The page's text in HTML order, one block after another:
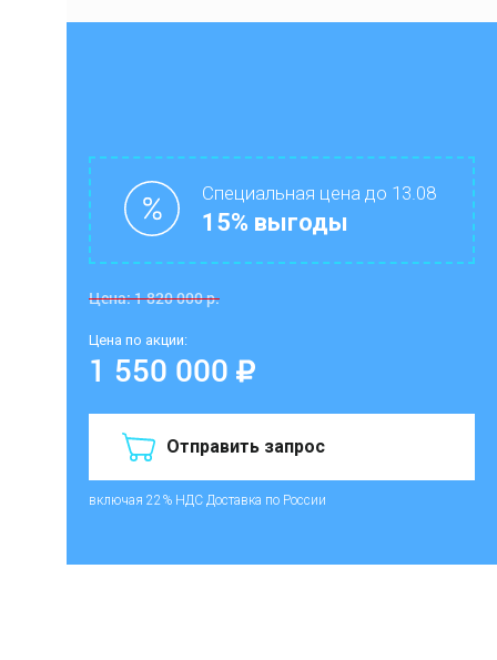
Специальная цена до 13.08
15% выгоды
Цена:1 820 000р.
Цена по акции:
1 550 000
Отправить запрос
включая 22% НДС Доставка по России